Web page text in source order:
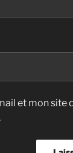
et mon site